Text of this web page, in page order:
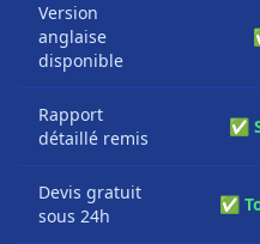
Version
anglaise
disponible
Rapport
détaillé remis
✅
Devis gratuit
sous 24h
✅